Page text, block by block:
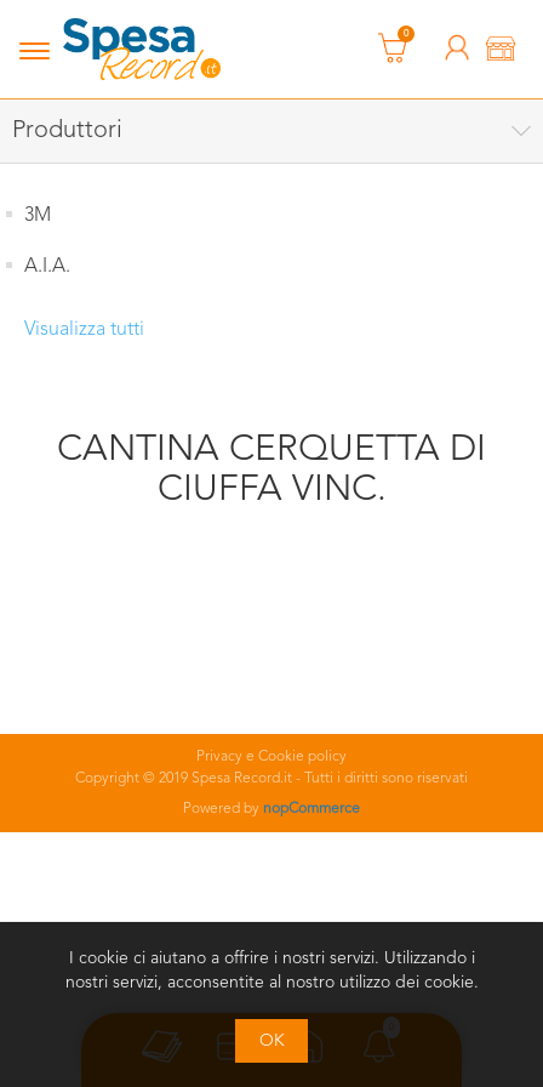
0
Produttori
3M
A.I.A.
Visualizza tutti
CANTINA CERQUETTA DI
CIUFFA VINC.
Privacy e Cookie policy
Copyright © 2019 Spesa Record.it - Tutti i diritti sono riservati
Powered by nopCommerce
I cookie ci aiutano a offrire i nostri servizi. Utilizzando i
nostri servizi, acconsentite al nostro utilizzo dei cookie.
OK